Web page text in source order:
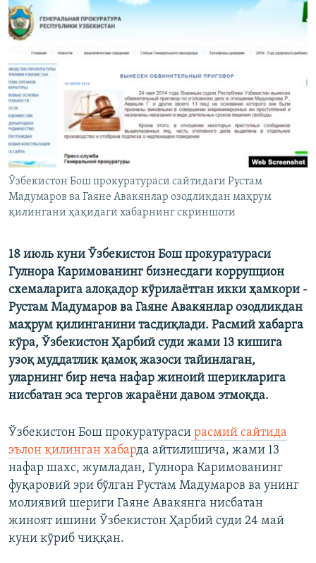
Озодлик бошқа тилларда
Ўзбекистон Бош прокуратураси сайтидаги Рустам
Мадумаров ва Гаяне Авакянлар озодликдан маҳрум
қилингани ҳақидаги хабарнинг скриншоти
18 июль куни Ўзбекистон Бош прокуратураси
Гулнора Каримованинг бизнесдаги коррупцион
схемаларига алоқадор кўрилаётган икки ҳамкори -
Рустам Мадумаров ва Гаяне Авакянлар озодликдан
маҳрум қилинганини тасдиқлади. Расмий хабарга
кўра, Ўзбекистон Ҳарбий суди жами 13 кишига
узоқ муддатлик қамоқ жазоси тайинлаган,
уларнинг бир неча нафар жиноий шерикларига
нисбатан эса тергов жараёни давом этмоқда.
Ўзбекистон Бош прокуратураси расмий сайтида
эълон қилинган хабарда айтилишича, жами 13
нафар шахс, жумладан, Гулнора Каримованинг
фуқаровий эри бўлган Рустам Мадумаров ва унинг
молиявий шериги Гаяне Авакянга нисбатан
жиноят ишини Ўзбекистон Ҳарбий суди 24 май
куни кўриб чиққан.